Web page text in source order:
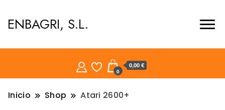
ENBAGRI, S.L.
0
0,00 €
Inicio Shop Atari 2600+